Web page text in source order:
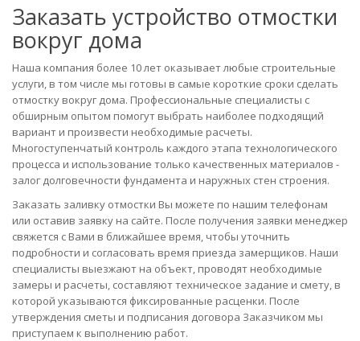
Заказать устройство отмостки
вокруг дома
Наша компания более 10 лет оказывает любые строительные
услуги, в том числе мы готовы в самые короткие сроки сделать
отмостку вокруг дома. Профессиональные специалисты с
обширным опытом помогут выбрать наиболее подходящий
вариант и произвести необходимые расчеты.
Многоступенчатый контроль каждого этапа технологического
процесса и использование только качественных материалов -
залог долговечности фундамента и наружных стен строения.
Заказать заливку отмостки Вы можете по нашим телефонам
или оставив заявку на сайте. После получения заявки менеджер
свяжется с Вами в ближайшее время, чтобы уточнить
подробности и согласовать время приезда замерщиков. Наши
специалисты выезжают на объект, проводят необходимые
замеры и расчеты, составляют техническое задание и смету, в
которой указываются фиксированные расценки. После
утверждения сметы и подписания договора Заказчиком мы
приступаем к выполнению работ.